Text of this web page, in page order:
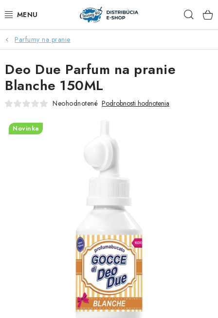
na
ZĽAVY AŽ DO -40%
COCCOLATEVI®️🇮🇹💙
🌷DEO DUE®️🩷🇮🇹
PAPIEROVÁ HYGIENA A UTIERKY
KOZMETIKA-OSOBNÁ STAROSTLIVOSŤ
ANTIBAKTERIÁLNE A DEZINFEKČNÉ PRODUKTY
Parfumy na pranie
Deo Due Parfum na pranie
Blanche 150ML
Neohodnotené Podrobnosti hodnotenia
Novinka